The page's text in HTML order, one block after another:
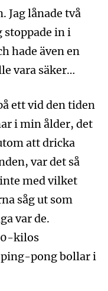
Jag lånade två
stoppade in i
hade även en
vara säker…
ett vid den tiden
i min ålder, det
att dricka
var det så
med vilket
såg ut som
var de.
kilos
pong bollar i